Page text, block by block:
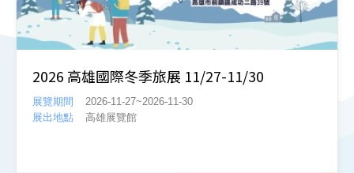
2026 高雄國際冬季旅展 11/27-11/30
展覽期間
2026-11-27~2026-11-30
展出地點
高雄展覽館